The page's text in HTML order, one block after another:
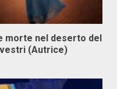
morte nel deserto del
(Autrice)